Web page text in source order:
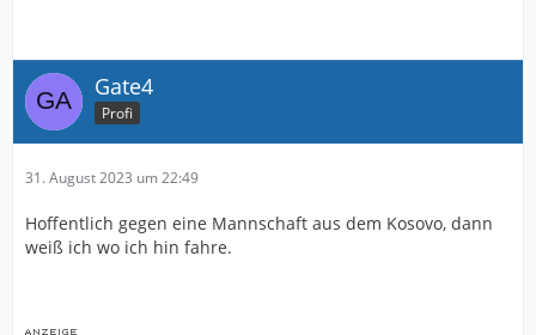
Gate4
Profi
31. August 2023 um 22:49
Hoffentlich gegen eine Mannschaft aus dem Kosovo, dann
weiß ich wo ich hin fahre.